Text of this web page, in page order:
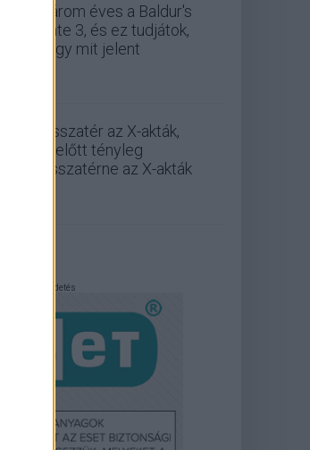
Három éves a Baldur's
Gate 3, és ez tudjátok,
hogy mit jelent
Visszatér az X-akták,
mielőtt tényleg
visszatérne az X-akták
Hirdetés